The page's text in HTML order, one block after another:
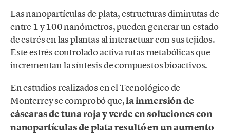
Las nanopartículas de plata, estructuras diminutas de
entre 1 y 100 nanómetros, pueden generar un estado
de estrés en las plantas al interactuar con sus tejidos.
Este estrés controlado activa rutas metabólicas que
incrementan la síntesis de compuestos bioactivos.
En estudios realizados en el Tecnológico de
Monterrey se comprobó que,la inmersión de
cáscaras de tuna roja y verde en soluciones con
nanopartículas de plata resultó en un aumento